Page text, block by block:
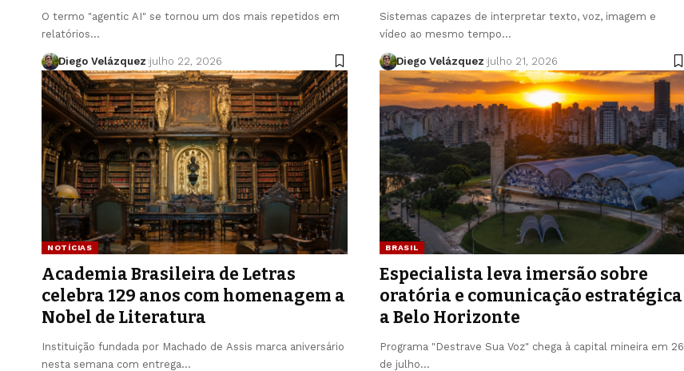
O termo "agentic AI" se tornou um dos mais repetidos em
relatórios…
Diego Velázquez julho 22, 2026
Sistemas capazes de interpretar texto, voz, imagem e
vídeo ao mesmo tempo…
Diego Velázquez julho 21, 2026
NOTÍCIAS
Academia Brasileira de Letras
celebra 129 anos com homenagem a
Nobel de Literatura
Instituição fundada por Machado de Assis marca aniversário
nesta semana com entrega…
BRASIL
Especialista leva imersão sobre
oratória e comunicação estratégica
a Belo Horizonte
Programa "Destrave Sua Voz" chega à capital mineira em 26
de julho…